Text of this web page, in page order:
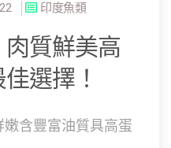
印度魚類
質鮮美高
選擇！
含豐富油質具高蛋